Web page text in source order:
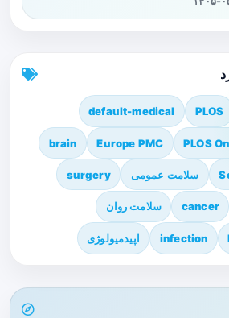
PLOS
default-medical
PLOS
Europe PMC
brain
سلامت عمومی surgery
cancer سلامت روان
infection اپیدمیولوژی